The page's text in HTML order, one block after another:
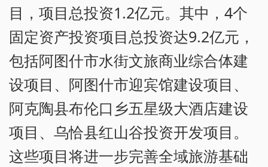
目，项目总投资1.2亿元。其中，4个
固定资产投资项目总投资达9.2亿元，
包括阿图什市水街文旅商业综合体建
设项目、阿图什市迎宾馆建设项目、
阿克陶县布伦口乡五星级大酒店建设
项目、乌恰县红山谷投资开发项目。
这些项目将进一步完善全域旅游基础